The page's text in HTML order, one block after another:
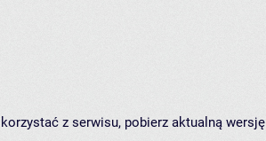
z serwisu, pobierz aktualną wersję